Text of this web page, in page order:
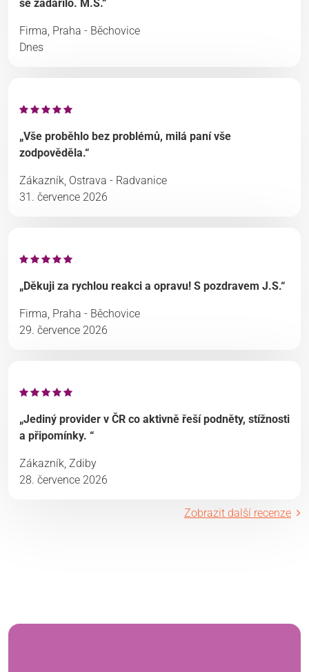
se zadařilo. M.S.“
Firma, Praha - Běchovice
Dnes
„Vše proběhlo bez problémů, milá paní vše
zodpověděla.“
Zákazník, Ostrava - Radvanice
31. července 2026
„Děkuji za rychlou reakci a opravu! S pozdravem J.S.“
Firma, Praha - Běchovice
29. července 2026
„Jediný provider v ČR co aktivně řeší podněty, stížnosti
a připomínky. “
Zákazník, Zdiby
28. července 2026
Zobrazit další recenze